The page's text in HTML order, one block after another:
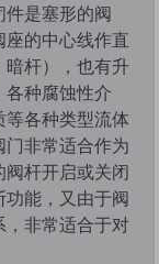
是塞形的阀
的中心线作直
杆），也有升
种腐蚀性介
各种类型流体
非常适合作为
杆开启或关闭
能，又由于阀
，非常适合于对